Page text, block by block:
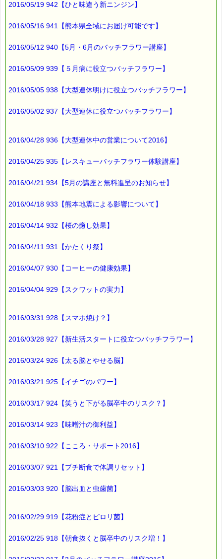
2016/05/19 942【ひと味違う新ニンジン】
2016/05/16 941【熊本県全域にお届け可能です】
2016/05/12 940【5月・6月のバッチフラワー講座】
2016/05/09 939【５月病に役立つバッチフラワー】
2016/05/05 938【大型連休明けに役立つバッチフラワー】
2016/05/02 937【大型連休に役立つバッチフラワー】
2016/04/28 936【大型連休中の営業について2016】
2016/04/25 935【レスキューバッチフラワー体験講座】
2016/04/21 934【5月の講座と無料進呈のお知らせ】
2016/04/18 933【熊本地震による影響について】
2016/04/14 932【桜の癒し効果】
2016/04/11 931【かたくり祭】
2016/04/07 930【コーヒーの健康効果】
2016/04/04 929【スクワットの実力】
2016/03/31 928【スマホ焼け？】
2016/03/28 927【新生活スタートに役立つバッチフラワー】
2016/03/24 926【太る脳とやせる脳】
2016/03/21 925【イチゴのパワー】
2016/03/17 924【笑うと下がる脳卒中のリスク？】
2016/03/14 923【味噌汁の御利益】
2016/03/10 922【こころ・サポート2016】
2016/03/07 921【プチ断食で体調リセット】
2016/03/03 920【脳出血と虫歯菌】
2016/02/29 919【花粉症とピロリ菌】
2016/02/25 918【朝食抜くと脳卒中のリスク増！】